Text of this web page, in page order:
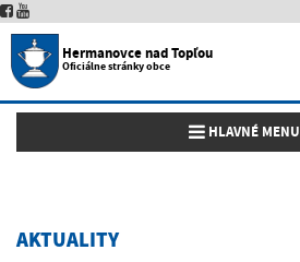
Hermanovce nad Topľou
Oficiálne stránky obce
Toggle navigation
HLAVNÉ MENU
AKTUALITY